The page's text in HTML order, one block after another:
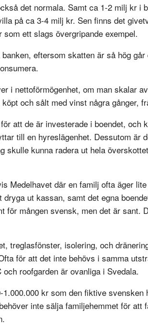
det normala. Samt ca 1-2 milj kr i
på ca 3-4 milj kr. Sen finns det
ett slags övergripande exempel.
eftersom skatten är så hög
i nettoförmögenhet, om man skalar
och sålt med vinst några gånger,
att de är investerade i boendet, och
till en hyreslägenhet. Dessutom är
skulle kunna radera ut hela
Medelhavet där en familj ofta äger
ut kassan, samt det egna
för mången svensk, men det är sant.
treglasfönster, isolering, och
för att det inte behövs i samma
roofgarden är ovanliga i Svedala.
kr som den fiktive svensken
inte sälja familjehemmet för att